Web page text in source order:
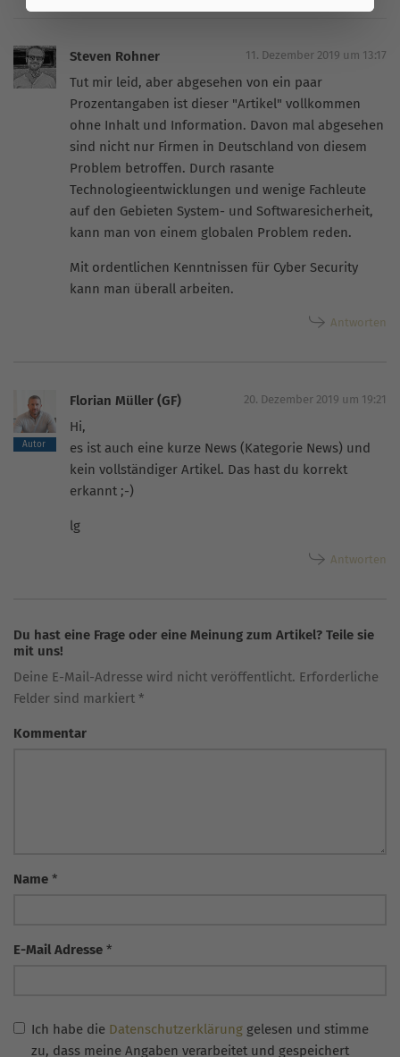
Steven Rohner 11. Dezember 2019 um 13:17
Tut mir leid, aber abgesehen von ein paar
Prozentangaben ist dieser "Artikel" vollkommen
ohne Inhalt und Information. Davon mal abgesehen
sind nicht nur Firmen in Deutschland von diesem
Problem betroffen. Durch rasante
Technologieentwicklungen und wenige Fachleute
auf den Gebieten System- und Softwaresicherheit,
kann man von einem globalen Problem reden.
Mit ordentlichen Kenntnissen für Cyber Security
kann man überall arbeiten.
Antworten
Florian Müller (GF) 20. Dezember 2019 um 19:21
Hi,
es ist auch eine kurze News (Kategorie News) und
kein vollständiger Artikel. Das hast du korrekt
erkannt ;-)
lg
Antworten
Du hast eine Frage oder eine Meinung zum Artikel? Teile sie
mit uns!
Deine E-Mail-Adresse wird nicht veröffentlicht. Erforderliche
Felder sind markiert *
Kommentar
Name *
E-Mail Adresse *
Ich habe die Datenschutzerklärung gelesen und stimme
zu, dass meine Angaben verarbeitet und gespeichert